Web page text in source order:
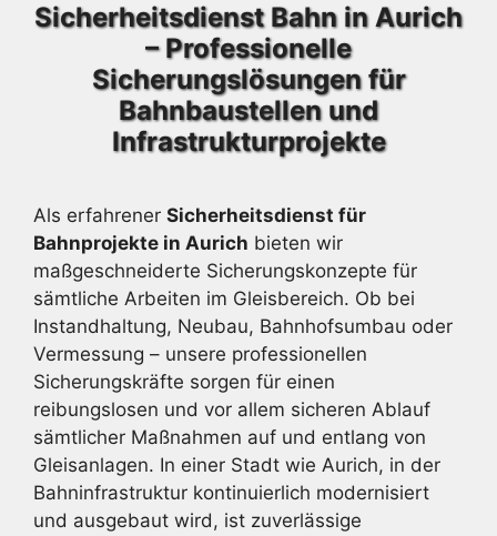
Sicherheitsdienst Bahn in Aurich
– Professionelle
Sicherungslösungen für
Bahnbaustellen und
Infrastrukturprojekte
Als erfahrener Sicherheitsdienst für
Bahnprojekte in Aurich bieten wir
maßgeschneiderte Sicherungskonzepte für
sämtliche Arbeiten im Gleisbereich. Ob bei
Instandhaltung, Neubau, Bahnhofsumbau oder
Vermessung – unsere professionellen
Sicherungskräfte sorgen für einen
reibungslosen und vor allem sicheren Ablauf
sämtlicher Maßnahmen auf und entlang von
Gleisanlagen. In einer Stadt wie Aurich, in der
Bahninfrastruktur kontinuierlich modernisiert
und ausgebaut wird, ist zuverlässige